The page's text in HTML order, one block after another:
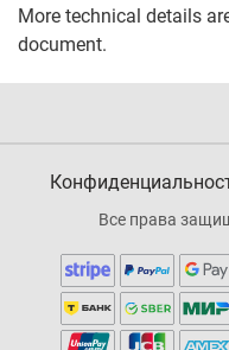
More technical details
document.
Все права